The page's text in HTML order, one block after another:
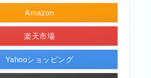
Amazon
楽天市場
Yahooショッピング